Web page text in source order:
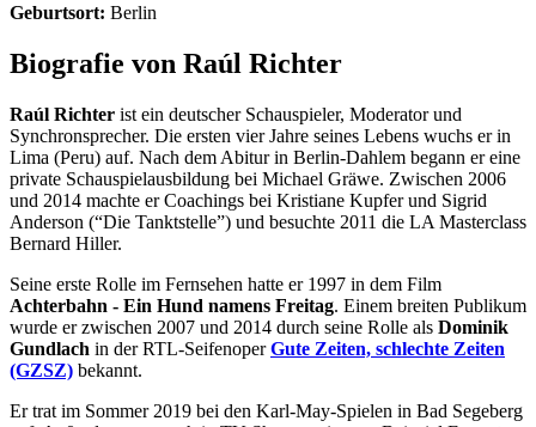
Geburtsort: Berlin
Biografie von Raúl Richter
Raúl Richter ist ein deutscher Schauspieler, Moderator und
Synchronsprecher. Die ersten vier Jahre seines Lebens wuchs er in
Lima (Peru) auf. Nach dem Abitur in Berlin-Dahlem begann er eine
private Schauspielausbildung bei Michael Gräwe. Zwischen 2006
und 2014 machte er Coachings bei Kristiane Kupfer und Sigrid
Anderson (“Die Tanktstelle”) und besuchte 2011 die LA Masterclass
Bernard Hiller.
Seine erste Rolle im Fernsehen hatte er 1997 in dem Film
Achterbahn - Ein Hund namens Freitag. Einem breiten Publikum
wurde er zwischen 2007 und 2014 durch seine Rolle als Dominik
Gundlach in der RTL-SeifenoperGute Zeiten, schlechte Zeiten
(GZSZ) bekannt.
Er trat im Sommer 2019 bei den Karl-May-Spielen in Bad Segeberg